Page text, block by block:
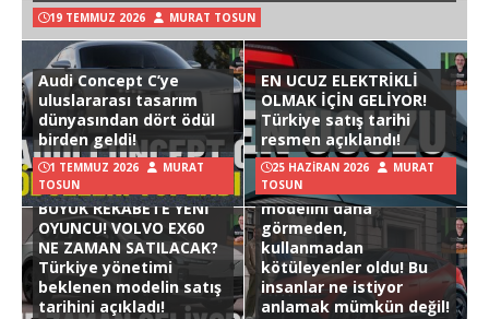
19 TEMMUZ 2026 MURAT TOSUN
Audi Concept C’ye
uluslararası tasarım
dünyasından dört ödül
birden geldi!
1 TEMMUZ 2026
MURAT
TOSUN
EN UCUZ ELEKTRİKLİ
OLMAK İÇİN GELİYOR!
Türkiye satış tarihi
resmen açıklandı!
25 HAZIRAN 2026
MURAT
TOSUN
BÜYÜK REKABETE YENİ
OYUNCU! VOLVO EX60
NE ZAMAN SATILACAK?
Türkiye yönetimi
beklenen modelin satış
tarihini açıkladı!
Hyundai Ioniq 3
modelini daha
görmeden,
kullanmadan
kötüleyenler oldu! Bu
insanlar ne istiyor
anlamak mümkün değil!